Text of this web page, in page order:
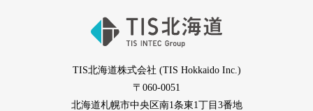
TIS北海道株式会社 (TIS Hokkaido Inc.)
〒060-0051
北海道札幌市中央区南1条東1丁目3番地